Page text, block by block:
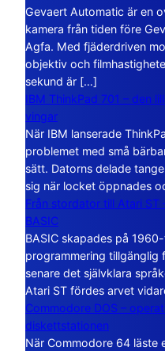
Gevaert Automatic är en
kamera från tiden före
Agfa. Med fjäderdriven
objektiv och
sekund är […]
IBM ThinkPad 701 – den
vingar
När IBM lanserade
problemet med små
sätt. Datorns delade
sig när locket öppnades
Från stordator till Atari ST
BASIC
BASIC skapades på
programmering tillgänglig
senare det självklara
Atari ST fördes arvet
Commodore DOS –
diskettstationen
När Commodore 64 läste